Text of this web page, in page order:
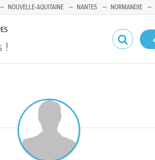
NOUVELLE-AQUITAINE NANTES NORMANDIE